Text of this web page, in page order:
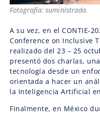
Fotografía: suministrada.
A su vez, en el CONTIE-
Conference on Inclusive
realizado del 23 – 25
presentó dos charlas,
tecnología desde un
orientada a hacer un
la Inteligencia Artificial
Finalmente, en México